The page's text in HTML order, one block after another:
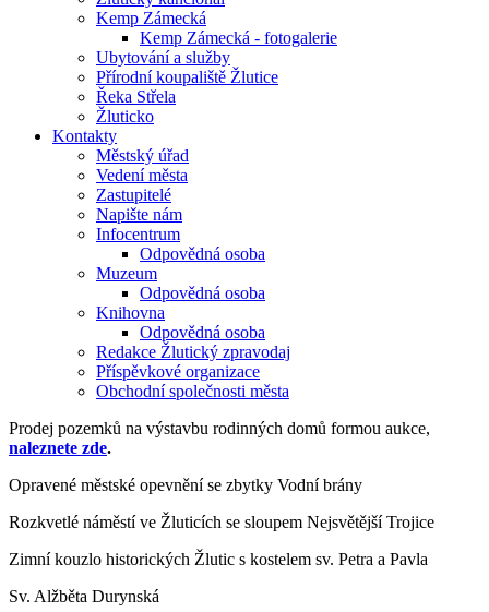
Kemp Zámecká
Kemp Zámecká - fotogalerie
Ubytování a služby
Přírodní koupaliště Žlutice
Řeka Střela
Žluticko
Kontakty
Městský úřad
Vedení města
Zastupitelé
Napište nám
Infocentrum
Odpovědná osoba
Muzeum
Odpovědná osoba
Knihovna
Odpovědná osoba
Redakce Žlutický zpravodaj
Příspěvkové organizace
Obchodní společnosti města
Prodej pozemků na výstavbu rodinných domů formou aukce,
naleznete zde.
Opravené městské opevnění se zbytky Vodní brány
Rozkvetlé náměstí ve Žluticích se sloupem Nejsvětější Trojice
Zimní kouzlo historických Žlutic s kostelem sv. Petra a Pavla
Sv. Alžběta Durynská